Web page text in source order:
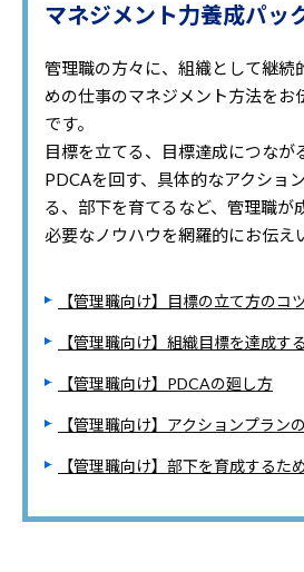
マネジメント力養成パッ
管理職の方々に、組織として継続
めの仕事のマネジメント方法をお
です。
目標を立てる、目標達成につなが
PDCAを回す、具体的なアクショ
る、部下を育てるなど、管理職が
必要なノウハウを網羅的にお伝え
【管理職向け】目標の立て方のコ
【管理職向け】組織目標を達成す
【管理職向け】PDCAの廻し方
【管理職向け】アクションプラン
【管理職向け】部下を育成するた